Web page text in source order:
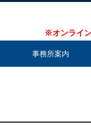
※オンライ
事務所案内